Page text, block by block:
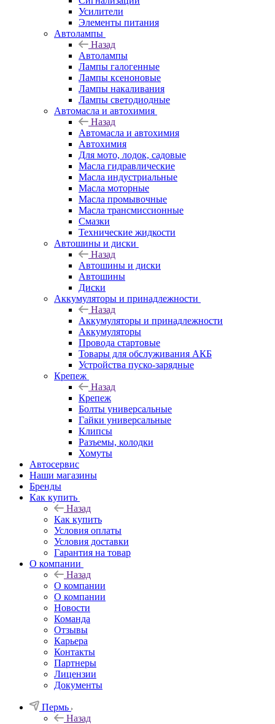
Усилители
Элементы питания
Автолампы
Назад
Автолампы
Лампы галогенные
Лампы ксеноновые
Лампы накаливания
Лампы светодиодные
Автомасла и автохимия
Назад
Автомасла и автохимия
Автохимия
Для мото, лодок, садовые
Масла гидравлические
Масла индустриальные
Масла моторные
Масла промывочные
Масла трансмиссионные
Смазки
Технические жидкости
Автошины и диски
Назад
Автошины и диски
Автошины
Диски
Аккумуляторы и принадлежности
Назад
Аккумуляторы и принадлежности
Аккумуляторы
Провода стартовые
Товары для обслуживания АКБ
Устройства пуско-зарядные
Крепеж
Назад
Крепеж
Болты универсальные
Гайки универсальные
Клипсы
Разъемы, колодки
Хомуты
Автосервис
Наши магазины
Бренды
Как купить
Назад
Как купить
Условия оплаты
Условия доставки
Гарантия на товар
О компании
Назад
О компании
О компании
Новости
Команда
Отзывы
Карьера
Контакты
Партнеры
Лицензии
Документы
Пермь
Назад